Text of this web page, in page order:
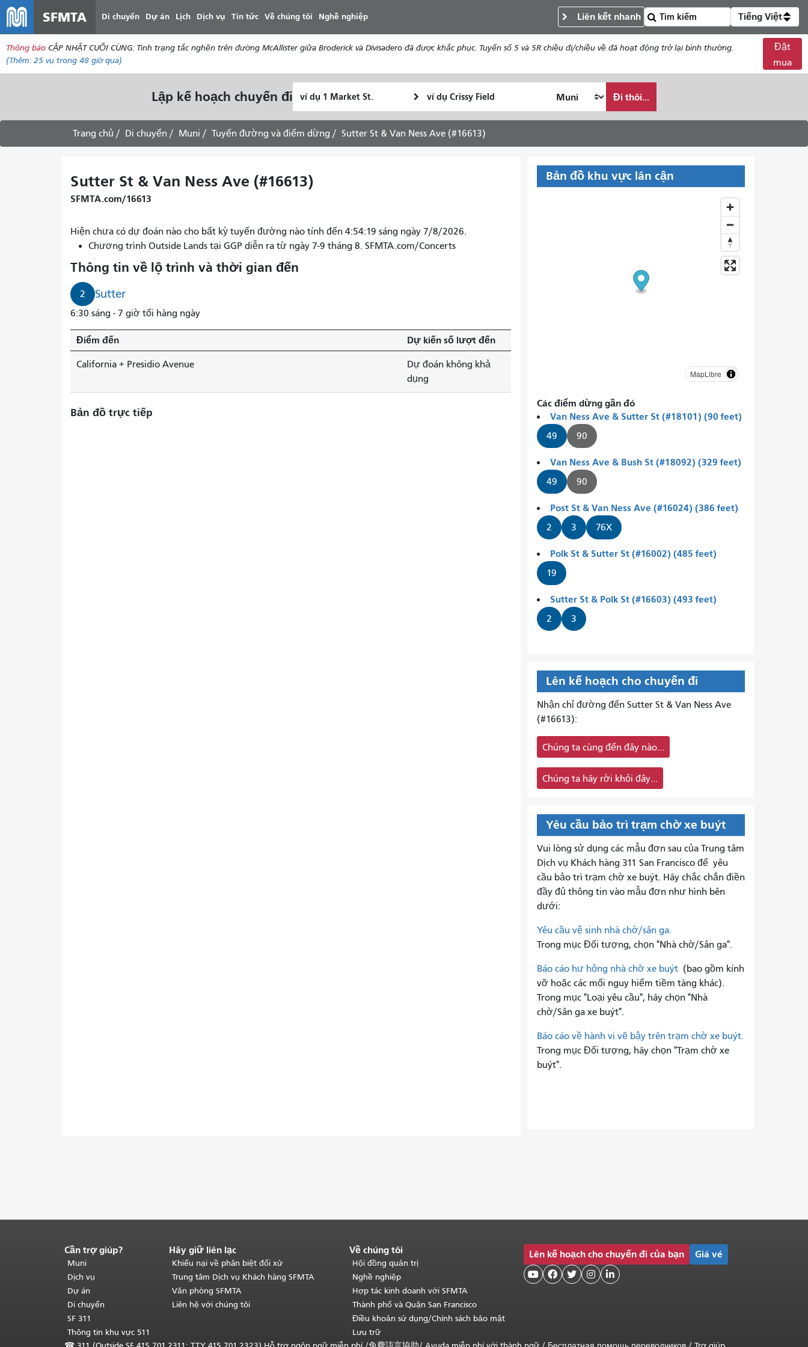
dung
SFMTA Di chuyển Dự án Lịch Dịch vụ Tin tức Về chúng tôi Nghề nghiệp Liên kết nhanh Tiếng Việt
Thông báo CẬP NHẬT CUỐI CÙNG: Tình trạng tắc nghẽn trên đường McAllister giữa Broderick và Divisadero đã được khắc phục. Tuyến số 5 và 5R chiều đi/chiều về đã hoạt động trở lại bình thường.
(Thêm: 25 vụ trong 48 giờ qua)
Đặt
mua
Lập kế hoạch chuyến đi
bắt
đầu
kết
thúc
muốn
đi
du
Đi thôi...
Trang chủ Di chuyển Muni Tuyến đường và điểm dừng Sutter St & Van Ness Ave (#16613)
Sutter St & Van Ness Ave (#16613)
SFMTA.com/16613
Hiện chưa có dự đoán nào cho bất kỳ tuyến đường nào tính đến 4:54:19 sáng ngày 7/8/2026.
Chương trình Outside Lands tại GGP diễn ra từ ngày 7-9 tháng 8. SFMTA.com/Concerts
Thông tin về lộ trình và thời gian đến
2 Sutter
6:30 sáng - 7 giờ tối hàng ngày
Điểm đến Dự kiến ​​số lượt đến
California + Presidio Avenue
Dự đoán không khả
dụng
Bản đồ trực tiếp
Bản đồ khu vực lân cận
MapLibre
Các điểm dừng gần đó
Van Ness Ave & Sutter St (#18101) (90 feet)
49 90
Van Ness Ave & Bush St (#18092) (329 feet)
49 90
Post St & Van Ness Ave (#16024) (386 feet)
2 3 76X
Polk St & Sutter St (#16002) (485 feet)
19
Sutter St & Polk St (#16603) (493 feet)
2 3
Lên kế hoạch cho chuyến đi
Nhận chỉ đường đến Sutter St & Van Ness Ave
(#16613):
Chúng ta cùng đến đây nào...
Chúng ta hãy rời khỏi đây...
Yêu cầu bảo trì trạm chờ xe buýt
Vui lòng sử dụng các mẫu đơn sau của Trung tâm
Dịch vụ Khách hàng 311 San Francisco để yêu
cầu bảo trì trạm chờ xe buýt. Hãy chắc chắn điền
đầy đủ thông tin vào mẫu đơn như hình bên
dưới:
Yêu cầu vệ sinh nhà chờ/sân ga.
Trong mục Đối tượng, chọn "Nhà chờ/Sân ga".
Báo cáo hư hỏng nhà chờ xe buýt(bao gồm kính
vỡ hoặc các mối nguy hiểm tiềm tàng khác).
Trong mục "Loại yêu cầu", hãy chọn "Nhà
chờ/Sân ga xe buýt".
Báo cáo về hành vi vẽ bậy trên trạm chờ xe buýt.
Trong mục Đối tượng, hãy chọn "Trạm chờ xe
buýt".
Kết
thúc
nội
dung
trang.Phần
còn
Cần trợ giúp?
Muni
Dịch vụ
Dự án
Di chuyển
SF 311
Thông tin khu vực 511
Hãy giữ liên lạc
Khiếu nại về phân biệt đối xử
Trung tâm Dịch vụ Khách hàng SFMTA
Văn phòng SFMTA
Liên hệ với chúng tôi
Về chúng tôi
Hội đồng quản trị
Nghề nghiệp
Hợp tác kinh doanh với SFMTA
Thành phố và Quận San Francisco
Điều khoản sử dụng/Chính sách bảo mật
Lưu trữ
Lên kế hoạch cho chuyến đi của bạn Giá vé
    